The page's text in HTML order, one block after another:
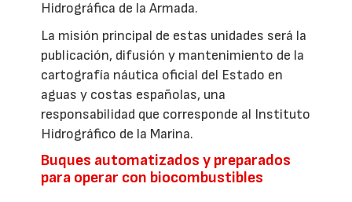
Hidrográfica de la Armada.
La misión principal de estas unidades será la
publicación, difusión y mantenimiento de la
cartografía náutica oficial del Estado en
aguas y costas españolas, una
responsabilidad que corresponde al Instituto
Hidrográfico de la Marina.
Buques automatizados y preparados
para operar con biocombustibles